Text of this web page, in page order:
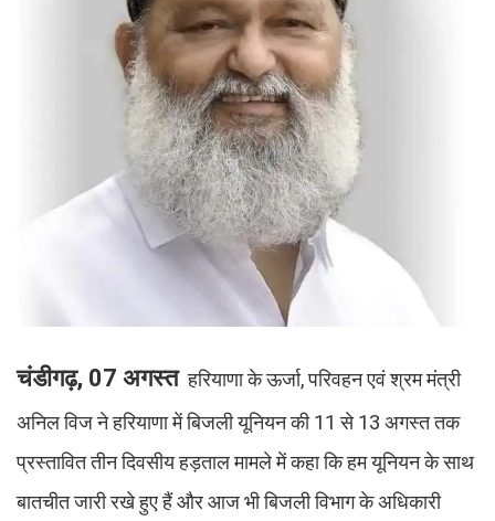
चंडीगढ़, 07 अगस्त हरियाणा के ऊर्जा, परिवहन एवं श्रम मंत्री
अनिल विज ने हरियाणा में बिजली यूनियन की 11 से 13 अगस्त तक
प्रस्तावित तीन दिवसीय हड़ताल मामले में कहा कि हम यूनियन के साथ
बातचीत जारी रखे हुए हैं और आज भी बिजली विभाग के अधिकारी